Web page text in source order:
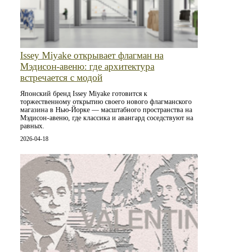
Issey Miyake открывает флагман на
Мэдисон-авеню: где архитектура
встречается с модой
Японский бренд Issey Miyake готовится к
торжественному открытию своего нового флагманского
магазина в Нью-Йорке — масштабного пространства на
Мэдисон-авеню, где классика и авангард соседствуют на
равных.
2026-04-18